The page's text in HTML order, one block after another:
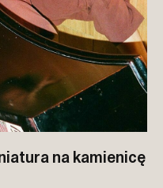
na kamienicę